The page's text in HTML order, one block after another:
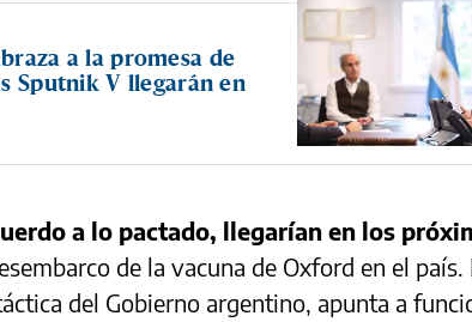
a la promesa de
Sputnik V llegarán en
a lo pactado, llegarían en los
de la vacuna de Oxford en el país.
del Gobierno argentino, apunta a